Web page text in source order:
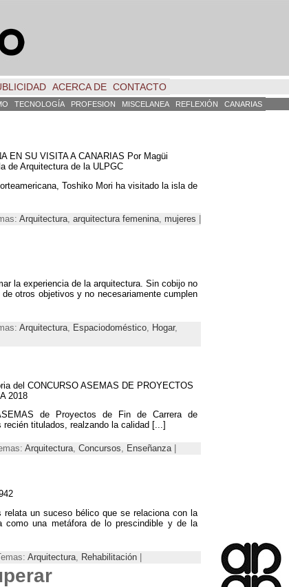
ACERCA DE CONTACTO
TECNOLOGÍA PROFESION MISCELANEA REFLEXIÓN CANARIAS
EN SU VISITA A CANARIAS Por Magüi
de Arquitectura de la ULPGC
Toshiko Mori ha visitado la isla de
Arquitectura, arquitectura femenina, mujeres
la experiencia de la arquitectura. Sin cobijo no
otros objetivos y no necesariamente cumplen
Arquitectura Espaciodoméstico Hogar,
del CONCURSO ASEMAS DE PROYECTOS
2018
de Proyectos de Fin de Carrera de
titulados, realzando la calidad [...]
Arquitectura, Concursos, Enseñanza|
un suceso bélico que se relaciona con la
como una metáfora de lo prescindible y de la
Arquitectura Rehabilitación |